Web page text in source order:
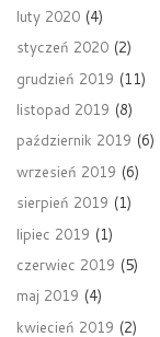
luty 2020 (4)
styczeń 2020 (2)
grudzień 2019 (11)
listopad 2019 (8)
październik 2019 (6)
wrzesień 2019 (6)
sierpień 2019 (1)
lipiec 2019 (1)
czerwiec 2019 (5)
maj 2019 (4)
kwiecień 2019 (2)